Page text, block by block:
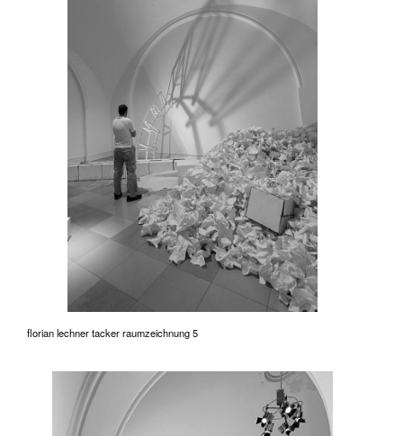
florian lechner tacker raumzeichnung 5